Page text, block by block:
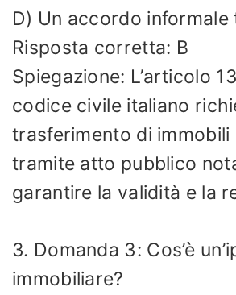
D) Un accordo informale
Risposta corretta: B
Spiegazione: L’articolo
codice civile italiano
trasferimento di immobili
tramite atto pubblico
garantire la validità e la
3. Domanda 3: Cos’è
immobiliare?